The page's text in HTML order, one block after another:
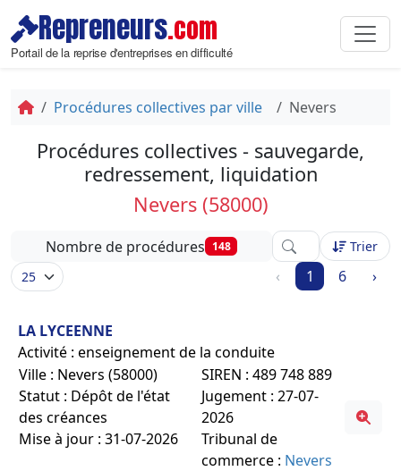
Repreneurs.com
Portail de la reprise d'entreprises en difficulté
Procédures collectives par ville Nevers
Procédures collectives - sauvegarde,
redressement, liquidation
Nevers (58000)
Nombre de procédures 148 Affinez votreTrier
‹ 1 6 ›
LA LYCEENNE
Activité : enseignement de la conduite
Ville : Nevers (58000)
Statut : Dépôt de l'état
des créances
Mise à jour : 31-07-2026
SIREN : 489 748 889
Jugement : 27-07-
2026
Tribunal de
commerce : Nevers